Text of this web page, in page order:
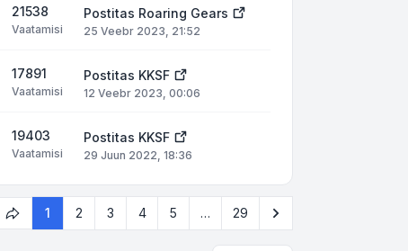
21538
Vaatamisi
Postitas Roaring Gears
25 Veebr 2023, 21:52
17891
Vaatamisi
Postitas KKSF
12 Veebr 2023, 00:06
19403
Vaatamisi
Postitas KKSF
29 Juun 2022, 18:36
1. leht 29
1 2 3 4 5 … 29